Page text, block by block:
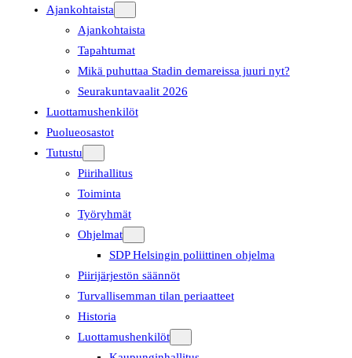
Ajankohtaista
Ajankohtaista
Tapahtumat
Mikä puhuttaa Stadin demareissa juuri nyt?
Seurakuntavaalit 2026
Luottamushenkilöt
Puolueosastot
Tutustu
Piirihallitus
Toiminta
Työryhmät
Ohjelmat
SDP Helsingin poliittinen ohjelma
Piirijärjestön säännöt
Turvallisemman tilan periaatteet
Historia
Luottamushenkilöt